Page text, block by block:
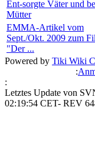
Ent-sorgte Väter und
Mütter
EMMA-Artikel vom
Sept./Okt. 2009 zum
"Der ...
Powered by Tiki Wiki
:
:
Letztes Update von
02:19:54 CET- REV